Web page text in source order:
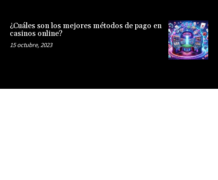
¿Cuáles son los mejores métodos de pago en
casinos online?
15 octubre, 2023